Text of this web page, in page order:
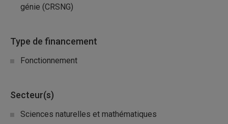
génie (CRSNG)
Type de financement
Fonctionnement
Secteur(s)
Sciences naturelles et mathématiques